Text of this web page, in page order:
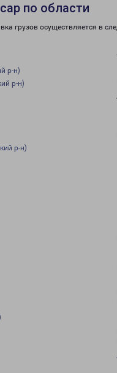
по области
грузов осуществляется в
р-н)
р-н)
р-н)